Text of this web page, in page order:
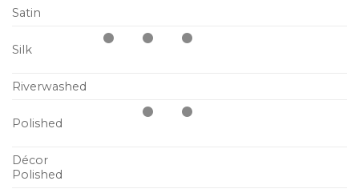
Satin
Silk
Riverwashed
Polished
Décor
Polished